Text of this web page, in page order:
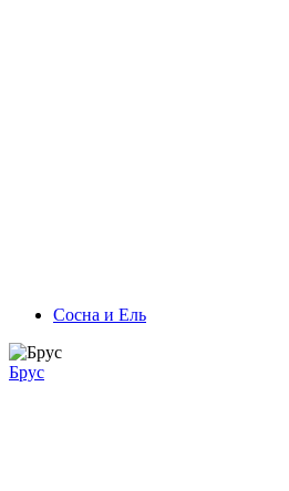
Сосна и Ель
Брус